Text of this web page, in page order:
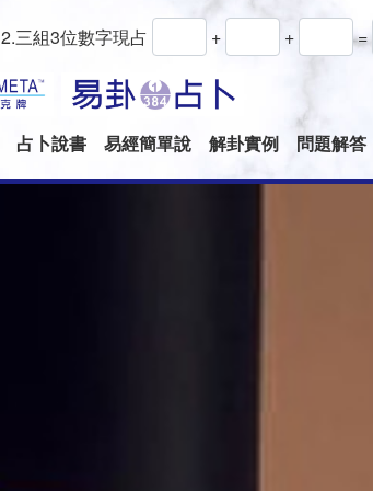
2.三組3位數字現占 + + =
占卜說書 易經簡單說 解卦實例 問題解答